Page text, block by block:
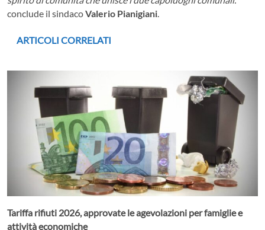
conclude il sindacoValerio Pianigiani.
ARTICOLI CORRELATI
Tariffa rifiuti 2026, approvate le agevolazioni per famiglie e
attività economiche